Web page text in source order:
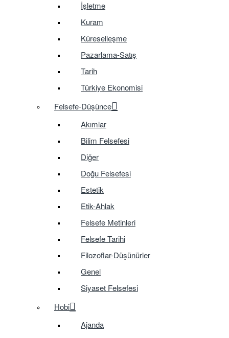
İşletme
Kuram
Küreselleşme
Pazarlama-Satış
Tarih
Türkiye Ekonomisi
Felsefe-Düşünce
Akımlar
Bilim Felsefesi
Diğer
Doğu Felsefesi
Estetik
Etik-Ahlak
Felsefe Metinleri
Felsefe Tarihi
Filozoflar-Düşünürler
Genel
Siyaset Felsefesi
Hobi
Ajanda